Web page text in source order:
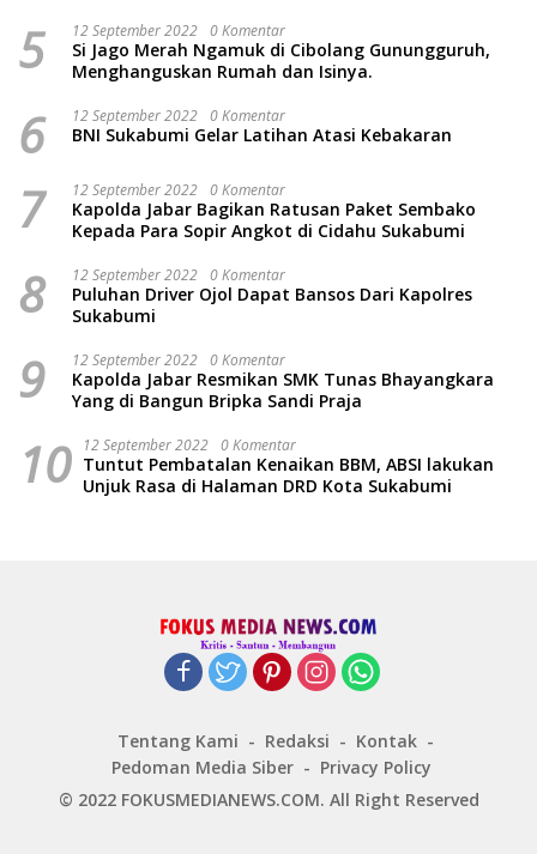
5 12 September 2022 0 Komentar
Si Jago Merah Ngamuk di Cibolang Gunungguruh,
Menghanguskan Rumah dan Isinya.
6 12 September 2022 0 Komentar
BNI Sukabumi Gelar Latihan Atasi Kebakaran
7 12 September 2022 0 Komentar
Kapolda Jabar Bagikan Ratusan Paket Sembako
Kepada Para Sopir Angkot di Cidahu Sukabumi
8 12 September 2022 0 Komentar
Puluhan Driver Ojol Dapat Bansos Dari Kapolres
Sukabumi
9 12 September 2022 0 Komentar
Kapolda Jabar Resmikan SMK Tunas Bhayangkara
Yang di Bangun Bripka Sandi Praja
10 12 September 2022 0 Komentar
Tuntut Pembatalan Kenaikan BBM, ABSI lakukan
Unjuk Rasa di Halaman DRD Kota Sukabumi
Tentang Kami Redaksi
Kontak
Pedoman Media Siber
Privacy Policy
© 2022 FOKUSMEDIANEWS.COM. All Right Reserved